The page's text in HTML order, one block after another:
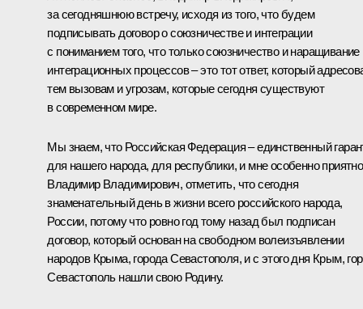
за сегодняшнюю встречу, исходя из того, что будем
подписывать договор о союзничестве и интеграции
с пониманием того, что только союзничество и наращивание
интеграционных процессов – это тот ответ, который
тем вызовам и угрозам, которые сегодня существуют
в современном мире.
Мы знаем, что Российская Федерация – единственный
для нашего народа, для республики, и мне особенно
Владимир Владимирович, отметить, что сегодня
знаменательный день в жизни всего российского народа,
России, потому что ровно год тому назад был подписан
договор, который основан на свободном волеизъявлении
народов Крыма, города Севастополя, и с этого дня Крым,
Севастополь нашли свою Родину.